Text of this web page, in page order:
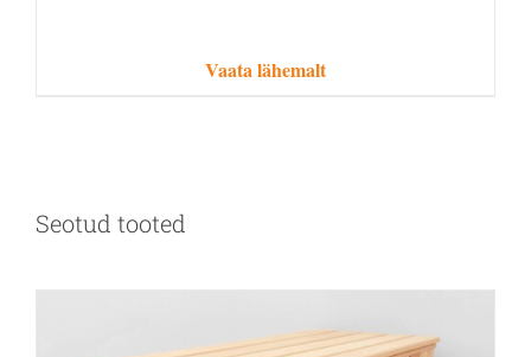
Vaata lähemalt
Seotud tooted